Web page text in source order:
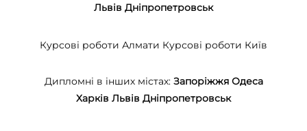
Львів Дніпропетровськ
Курсові роботи Алмати Курсові роботи Київ
Дипломні в інших містах: Запоріжжя Одеса
Харків Львів Дніпропетровськ